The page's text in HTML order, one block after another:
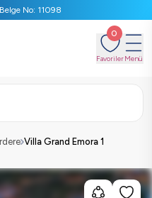
No: 11098
0
FavorilerMenü
Villa Grand Emora 1